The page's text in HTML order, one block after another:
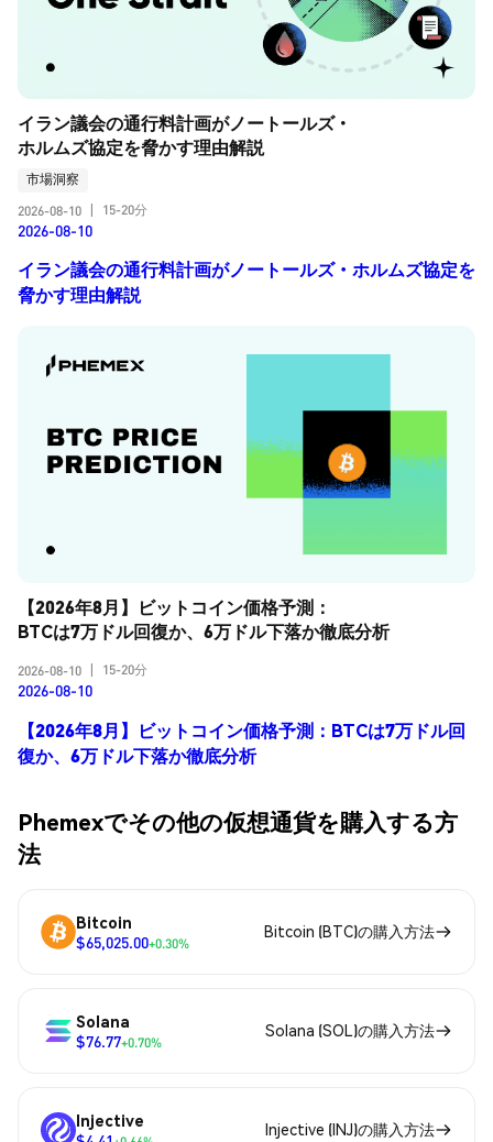
イラン議会の通行料計画がノートールズ・
ホルムズ協定を脅かす理由解説
市場洞察
2026-08-10
15-20分
2026-08-10
イラン議会の通行料計画がノートールズ・ホルムズ協定を
脅かす理由解説
【2026年8月】ビットコイン価格予測：
BTCは7万ドル回復か、6万ドル下落か徹底分析
2026-08-10 15-20分
2026-08-10
【2026年8月】ビットコイン価格予測：BTCは7万ドル回
復か、6万ドル下落か徹底分析
Phemexでその他の仮想通貨を購入する方
法
Bitcoin
$65,025.00+0.30%
Bitcoin (BTC)の購入方法
Solana
$76.77+0.70%
Solana (SOL)の購入方法
Injective
Injective (INJ)の購入方法